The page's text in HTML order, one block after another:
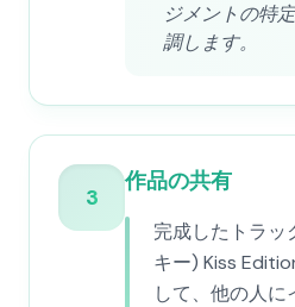
ジメントの特
調します。
3
作品の共有
完成したトラッ
キー) Kiss
して、他の人